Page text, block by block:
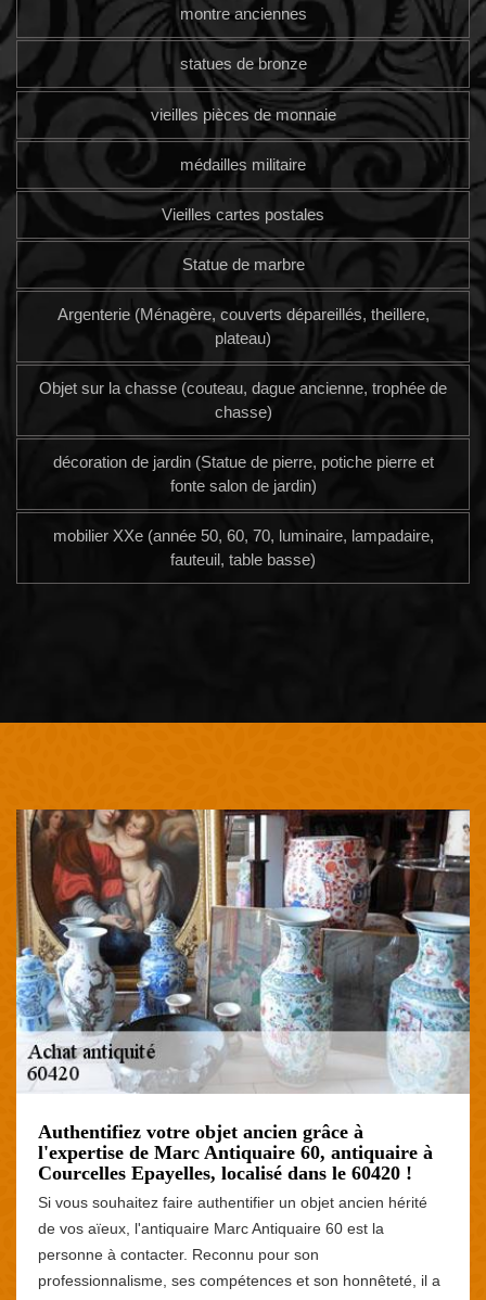
montre anciennes
statues de bronze
vieilles pièces de monnaie
médailles militaire
Vieilles cartes postales
Statue de marbre
Argenterie (Ménagère, couverts dépareillés, theillere,
plateau)
Objet sur la chasse (couteau, dague ancienne, trophée de
chasse)
décoration de jardin (Statue de pierre, potiche pierre et
fonte salon de jardin)
mobilier XXe (année 50, 60, 70, luminaire, lampadaire,
fauteuil, table basse)
Authentifiez votre objet ancien grâce à
l'expertise de Marc Antiquaire 60, antiquaire à
Courcelles Epayelles, localisé dans le 60420 !
Si vous souhaitez faire authentifier un objet ancien hérité
de vos aïeux, l'antiquaire Marc Antiquaire 60 est la
personne à contacter. Reconnu pour son
professionnalisme, ses compétences et son honnêteté, il a